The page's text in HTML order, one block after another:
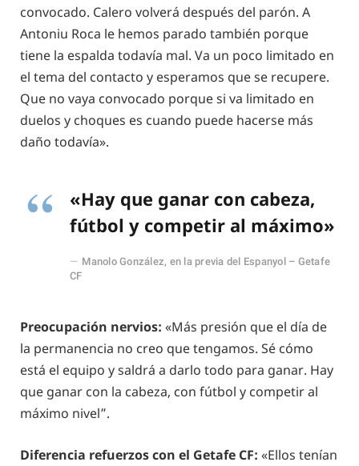
convocado. Calero volverá después del parón. A
Antoniu Roca le hemos parado también porque
tiene la espalda todavía mal. Va un poco limitado en
el tema del contacto y esperamos que se recupere.
Que no vaya convocado porque si va limitado en
duelos y choques es cuando puede hacerse más
daño todavía».
«Hay que ganar con cabeza,
fútbol y competir al máximo»
Manolo González, en la previa del Espanyol – Getafe
CF
Preocupación nervios: «Más presión que el día de
la permanencia no creo que tengamos. Sé cómo
está el equipo y saldrá a darlo todo para ganar. Hay
que ganar con la cabeza, con fútbol y competir al
máximo nivel”.
Diferencia refuerzos con el Getafe CF: «Ellos tenían